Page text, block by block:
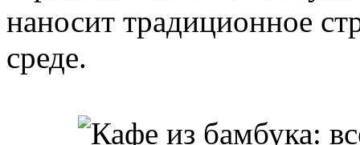
наносит традиционное
среде.